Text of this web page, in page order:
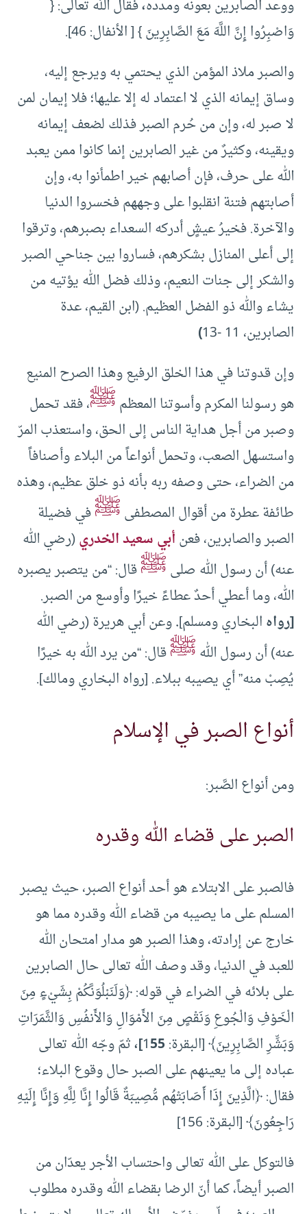
ووعد الصابرين بعونه ومدده،فقال الله تعالى: {
وَاصْبِرُوا إِنَّ اللَّهَ مَعَ الصَّابِرِينَ } [ الأنفال: 46].
والصبر ملاذ المؤمن الذي يحتمي به ويرجع إليه،
وساق إيمانه الذي لا اعتماد له إلا عليها؛ فلا إيمان لمن
لا صبر له، وإن من حُرم الصبر فذلك لضعف إيمانه
ويقينه، وكثيرٌ من غير الصابرين إنما كانوا ممن يعبد
الله على حرف، فإن أصابهم خير اطمأنوا به، وإن
أصابتهم فتنة انقلبوا على وجههم فخسروا الدنيا
والآخرة. فخيرُ عيشٍ أدركه السعداء بصبرهم، وترقوا
إلى أعلى المنازل بشكرهم، فساروا بين جناحي الصبر
والشكر إلى جنات النعيم، وذلك فضل الله يؤتيه من
يشاء والله ذو الفضل العظيم. (ابن القيم، عدة
الصابرين، 11 -13
)
وإن قدوتنا في هذا الخلق الرفيع وهذا الصرح المنيع
هو رسولنا المكرم وأسوتنا المعظمﷺ، فقد تحمل
وصبر من أجل هداية الناس إلى الحق، واستعذب المرّ
واستسهل الصعب، وتحمل أنواعاً من البلاء وأصنافاً
من الضراء، حتى وصفه ربه بأنه ذو خلق عظيم، وهذه
طائفة عطرة من أقوال المصطفىﷺفي فضيلة
الصبر والصابرين، فعنأبي سعيد الخدري(رضي الله
عنه) أن رسول الله صلىﷺقال: “من يتصبر يصبره
الله، وما أعطي أحدٌ عطاءً خيرًا وأوسع من الصبر.
[رواهالبخاري ومسلم].وعن أبي هريرة (رضي الله
عنه) أن رسول اللهﷺقال: “من يرد الله به خيرًا
يُصِبْ منه” أي يصيبه ببلاء. [رواه البخاري ومالك].
أنواع الصبر في الإسلام
ومن أنواع الصَّبر:
الصبر على قضاء الله وقدره
فالصبر على الابتلاء هو أحد أنواع الصبر، حيث يصبر
المسلم على ما يصيبه من قضاء الله وقدره مما هو
خارج عن إرادته، وهذا الصبر هو مدار امتحان الله
للعبد في الدنيا، وقد وصف الله تعالى حال الصابرين
على بلائه في الضراء في قوله: ﴿وَلَنَبْلُوَنَّكُمْ بِشَيْءٍ مِنَ
الْخَوْفِ وَالْجُوعِ وَنَقْصٍ مِنَ الأَمْوَالِ وَالأَنفُسِ وَالثَّمَرَاتِ
وَبَشِّرِ الصَّابِرِينَ﴾ [البقرة: 155]،
ثمّ وجّه الله تعالى
عباده إلى ما يعينهم على الصبر حال وقوع البلاء؛
فقال: ﴿الَّذِينَ إِذَا أَصَابَتْهُم مُّصِيبَةٌ قَالُوا إِنَّا لِلَّهِ وَإِنَّا إِلَيْهِ
رَاجِعُونَ﴾ [البقرة: 156]
فالتوكل على الله تعالى واحتساب الأجر يعدّان من
الصبر أيضاً، كما أنّ الرضا بقضاء الله وقدره مطلوب